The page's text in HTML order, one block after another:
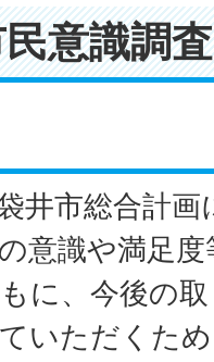
意識調
井市総合計
意識や満足
に、今後の
いただくた